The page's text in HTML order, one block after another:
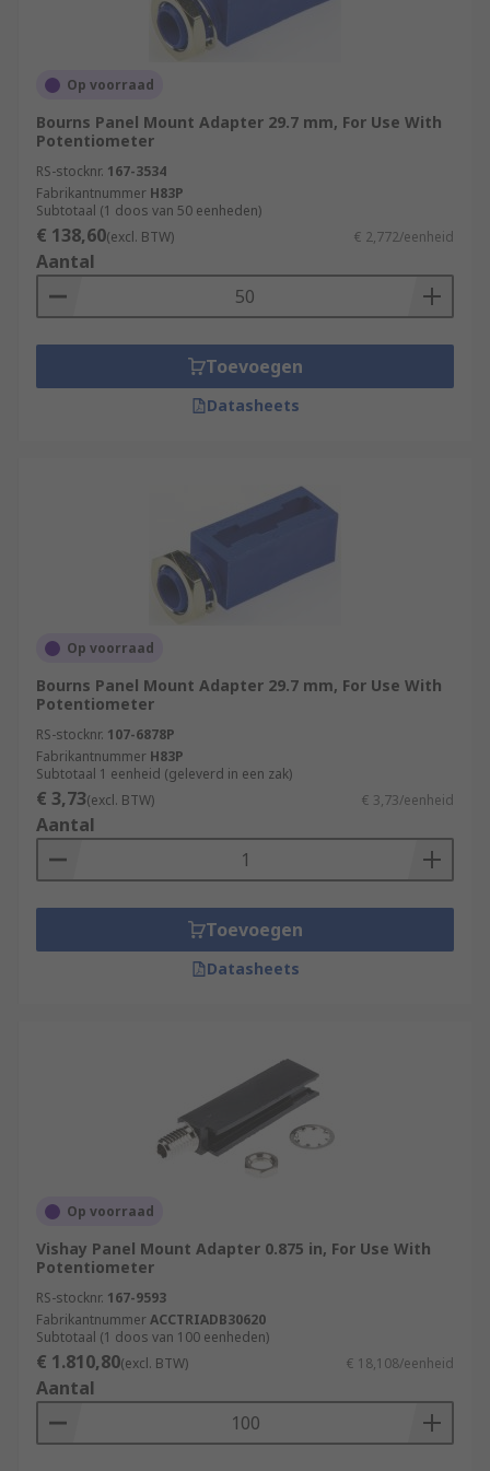
Op voorraad
Bourns Panel Mount Adapter 29.7 mm, For Use With
Potentiometer
RS-stocknr. 167-3534
Fabrikantnummer H83P
Subtotaal (1 doos van 50 eenheden)
€ 138,60(excl. BTW) € 2,772/eenheid
Aantal
Toevoegen
Datasheets
Op voorraad
Bourns Panel Mount Adapter 29.7 mm, For Use With
Potentiometer
RS-stocknr. 107-6878P
Fabrikantnummer H83P
Subtotaal 1 eenheid (geleverd in een zak)
€ 3,73(excl. BTW) € 3,73/eenheid
Aantal
Toevoegen
Datasheets
Op voorraad
Vishay Panel Mount Adapter 0.875 in, For Use With
Potentiometer
RS-stocknr. 167-9593
FabrikantnummerACCTRIADB30620
Subtotaal (1 doos van 100 eenheden)
€ 1.810,80(excl. BTW) € 18,108/eenheid
Aantal